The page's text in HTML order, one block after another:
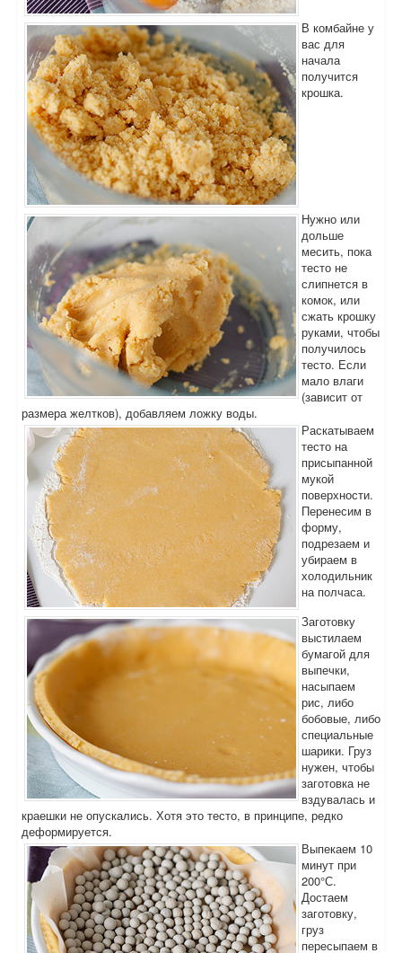
В комбайне у
вас для
начала
получится
крошка.
Нужно или
дольше
месить, пока
тесто не
слипнется в
комок, или
сжать крошку
руками, чтобы
получилось
тесто. Если
мало влаги
(зависит от
размера желтков), добавляем ложку воды.
Раскатываем
тесто на
присыпанной
мукой
поверхности.
Перенесим в
форму,
подрезаем и
убираем в
холодильник
на полчаса.
Заготовку
выстилаем
бумагой для
выпечки,
насыпаем
рис, либо
бобовые, либо
специальные
шарики. Груз
нужен, чтобы
заготовка не
вздувалась и
краешки не опускались. Хотя это тесто, в принципе, редко
деформируется.
Выпекаем 10
минут при
200°С.
Достаем
заготовку,
груз
пересыпаем в